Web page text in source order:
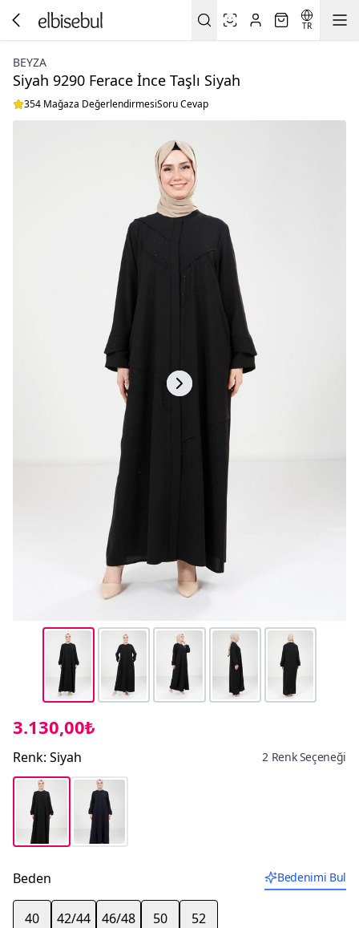
TR
BEYZA
Siyah 9290 Ferace İnce Taşlı Siyah
354 Mağaza DeğerlendirmesiSoru Cevap
3.130,00₺
Renk: Siyah 2 Renk Seçeneği
Beden Bedenimi Bul
40 42/44 46/48 50 52